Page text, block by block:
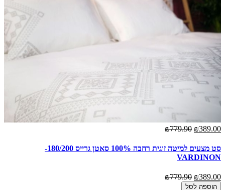
₪389.00
₪779.90
סט מצעים למיטה זוגית רחבה 100% סאטן גרייס 180/200-
VARDINON
₪389.00
₪779.90
הוספה לסל